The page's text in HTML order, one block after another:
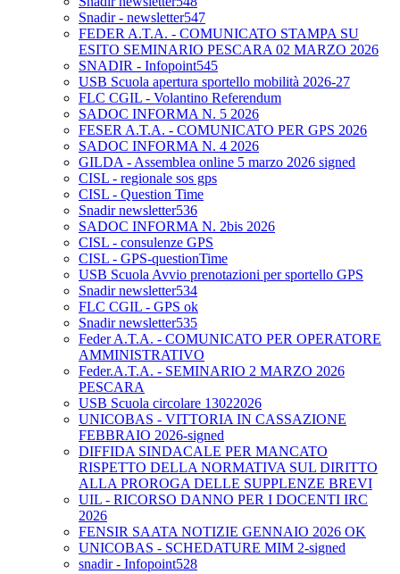
Snadir - newsletter547
FEDER A.T.A. - COMUNICATO STAMPA SU
ESITO SEMINARIO PESCARA 02 MARZO 2026
SNADIR - Infopoint545
USB Scuola apertura sportello mobilità 2026-27
FLC CGIL - Volantino Referendum
SADOC INFORMA N. 5 2026
FESER A.T.A. - COMUNICATO PER GPS 2026
SADOC INFORMA N. 4 2026
GILDA - Assemblea online 5 marzo 2026 signed
CISL - regionale sos gps
CISL - Question Time
Snadir newsletter536
SADOC INFORMA N. 2bis 2026
CISL - consulenze GPS
CISL - GPS-questionTime
USB Scuola Avvio prenotazioni per sportello GPS
Snadir newsletter534
FLC CGIL - GPS ok
Snadir newsletter535
Feder A.T.A. - COMUNICATO PER OPERATORE
AMMINISTRATIVO
Feder.A.T.A. - SEMINARIO 2 MARZO 2026
PESCARA
USB Scuola circolare 13022026
UNICOBAS - VITTORIA IN CASSAZIONE
FEBBRAIO 2026-signed
DIFFIDA SINDACALE PER MANCATO
RISPETTO DELLA NORMATIVA SUL DIRITTO
ALLA PROROGA DELLE SUPPLENZE BREVI
UIL - RICORSO DANNO PER I DOCENTI IRC
2026
FENSIR SAATA NOTIZIE GENNAIO 2026 OK
UNICOBAS - SCHEDATURE MIM 2-signed
snadir - Infopoint528